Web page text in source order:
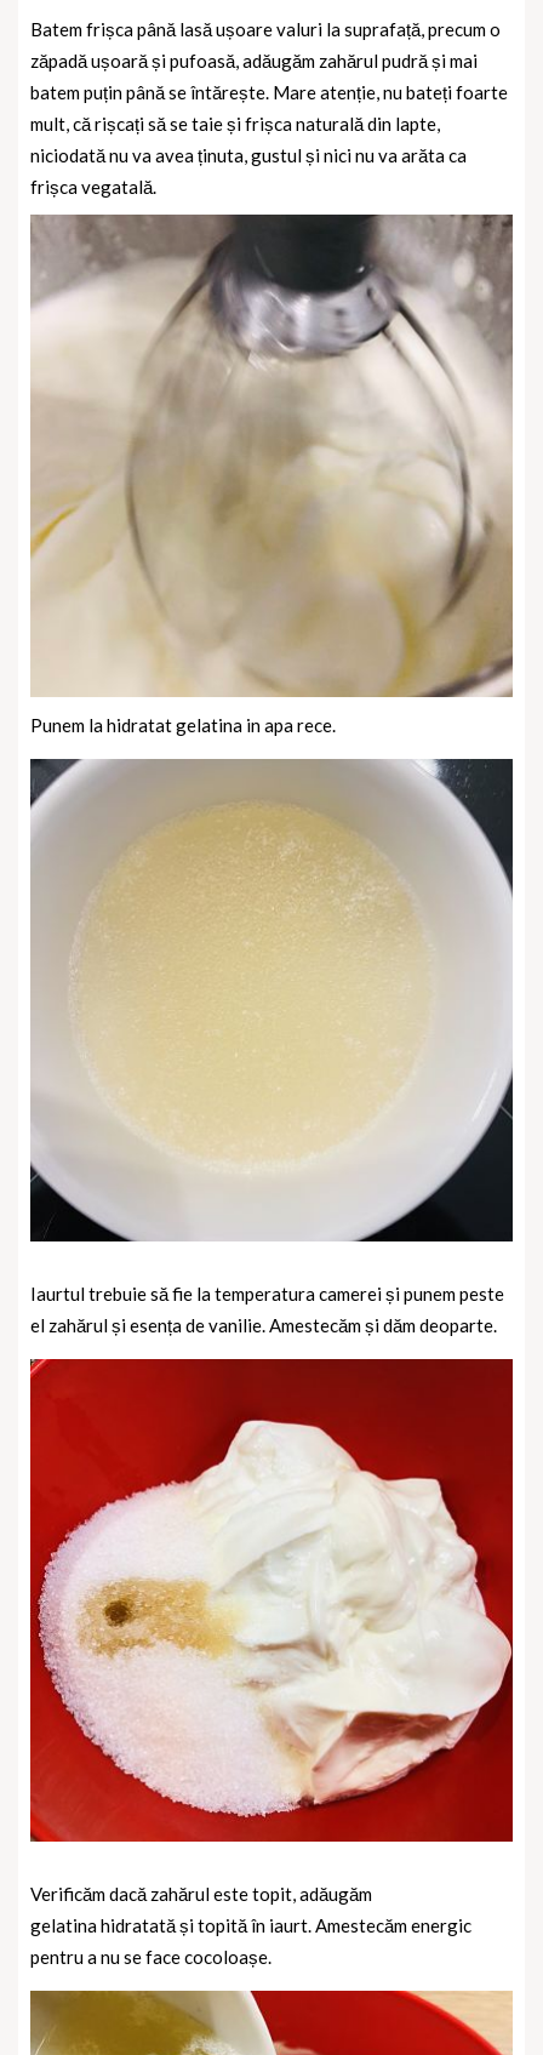
Batem frișca până lasă ușoare valuri la suprafață, precum o
zăpadă ușoară și pufoasă, adăugăm zahărul pudră și mai
batem puțin până se întărește. Mare atenție, nu bateți foarte
mult, că rișcați să se taie și frișca naturală din lapte,
niciodată nu va avea ținuta, gustul și nici nu va arăta ca
frișca vegatală.
Punem la hidratat gelatina in apa rece.
Iaurtul trebuie să fie la temperatura camerei și punem peste
el zahărul și esența de vanilie. Amestecăm și dăm deoparte.
Verificăm dacă zahărul este topit, adăugăm
gelatinahidratată și topită în iaurt. Amestecăm energic
pentru a nu se face cocoloașe.